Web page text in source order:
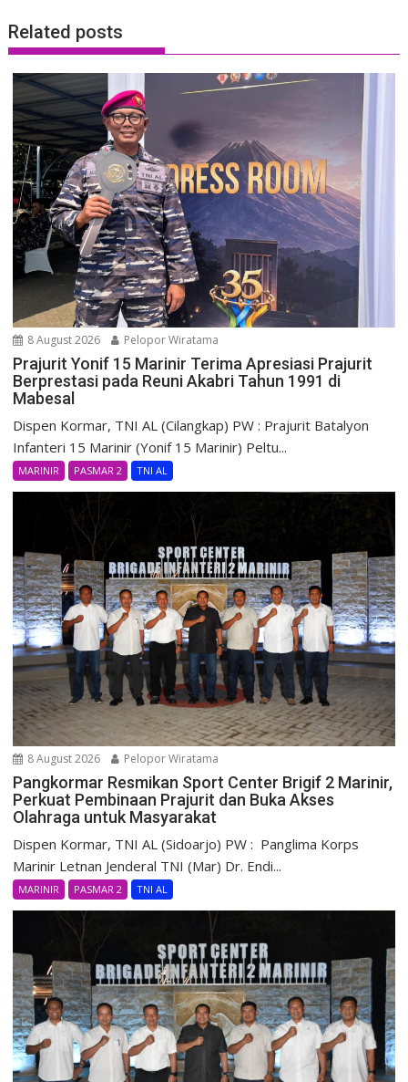
Related posts
8 August 2026 Pelopor Wiratama
Prajurit Yonif 15 Marinir Terima Apresiasi Prajurit
Berprestasi pada Reuni Akabri Tahun 1991 di
Mabesal
Dispen Kormar, TNI AL (Cilangkap) PW : Prajurit Batalyon
Infanteri 15 Marinir (Yonif 15 Marinir) Peltu...
MARINIR PASMAR 2 TNI AL
8 August 2026 Pelopor Wiratama
Pangkormar Resmikan Sport Center Brigif 2 Marinir,
Perkuat Pembinaan Prajurit dan Buka Akses
Olahraga untuk Masyarakat
Dispen Kormar, TNI AL (Sidoarjo) PW : Panglima Korps
Marinir Letnan Jenderal TNI (Mar) Dr. Endi...
MARINIR PASMAR 2 TNI AL